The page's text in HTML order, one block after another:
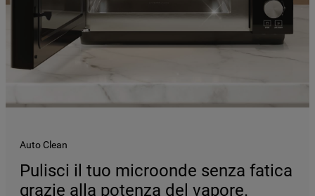
Auto Clean
Pulisci il tuo microonde senza fatica
grazie alla potenza del vapore.